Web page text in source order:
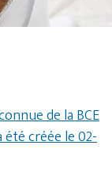
de la BCE
créée le 02-